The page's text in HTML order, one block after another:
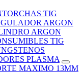
TIG
ARGON
ARGON
TIG
PLASMA
MAXIMO 13MM